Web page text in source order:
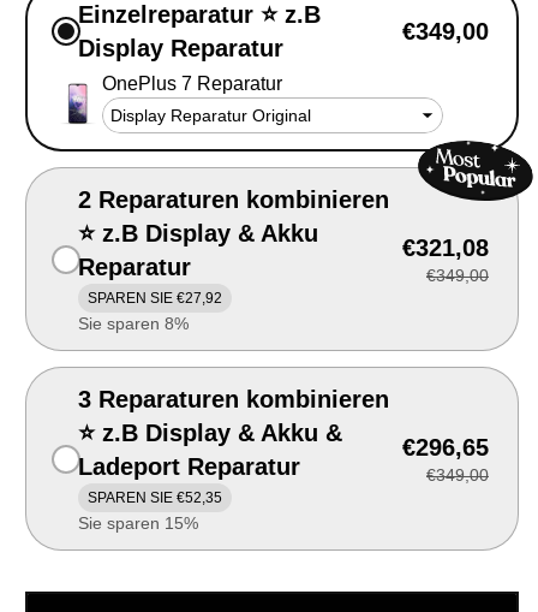
Einzelreparatur ⭐ z.B
Display Reparatur
€349,00
OnePlus 7 Reparatur
2 Reparaturen kombinieren
⭐ z.B Display & Akku
Reparatur
SPAREN SIE €27,92
Sie sparen 8%
€321,08
€349,00
3 Reparaturen kombinieren
⭐ z.B Display & Akku &
Ladeport Reparatur
SPAREN SIE €52,35
Sie sparen 15%
€296,65
€349,00